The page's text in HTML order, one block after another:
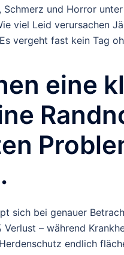
und Horror
viel Leid verursachen
vergeht fast kein Tag
eine
sich bei genauer
– während
endlich